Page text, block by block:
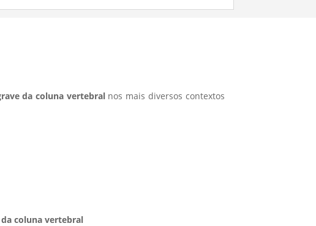
da coluna vertebralnos mais diversos contextos
coluna vertebral